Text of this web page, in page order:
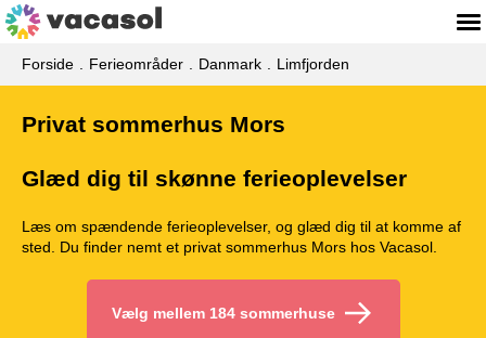
Forside Ferieområder Danmark Limfjorden
Privat sommerhus Mors
Glæd dig til skønne ferieoplevelser
Læs om spændende ferieoplevelser, og glæd dig til at komme af
sted. Du finder nemt et privat sommerhus Mors hos Vacasol.
Vælg mellem 184 sommerhuse